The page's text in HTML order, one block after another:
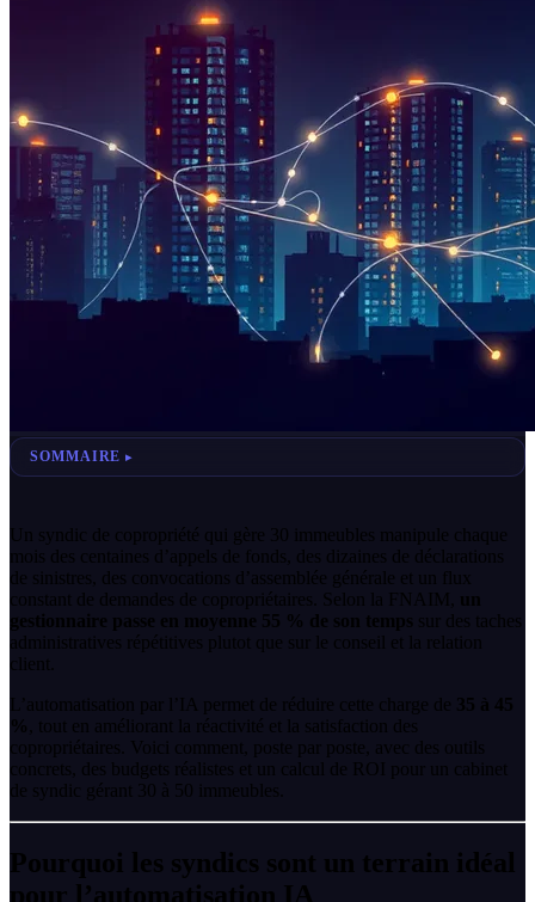
SOMMAIRE
Un syndic de copropriété qui gère 30 immeubles manipule chaque
mois des centaines d’appels de fonds, des dizaines de déclarations
de sinistres, des convocations d’assemblée générale et un flux
constant de demandes de copropriétaires. Selon la FNAIM, un
gestionnaire passe en moyenne 55 % de son temps sur des taches
administratives répétitives plutot que sur le conseil et la relation
client.
L’automatisation par l’IA permet de réduire cette charge de 35 à 45
%
, tout en améliorant la réactivité et la satisfaction des
copropriétaires. Voici comment, poste par poste, avec des outils
concrets, des budgets réalistes et un calcul de ROI pour un cabinet
de syndic gérant 30 à 50 immeubles.
Pourquoi les syndics sont un terrain idéal
pour l’automatisation IA